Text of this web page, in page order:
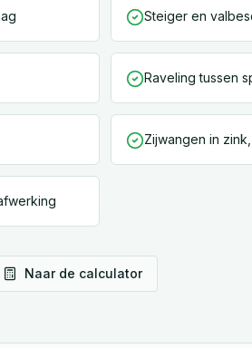
Steiger en
Raveling tussen
Zijwangen in
Naar de calculator